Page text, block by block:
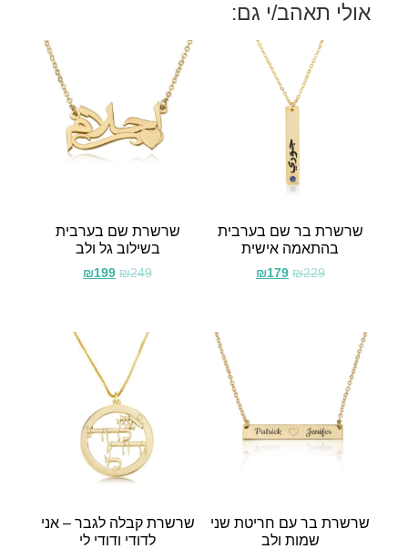
אולי תאהב/י גם:
שרשרת בר שם בערבית
בהתאמה אישית
₪229
₪179
שרשרת שם בערבית
בשילוב גל ולב
₪249
₪199
שרשרת בר עם חריטת שני
שמות ולב
שרשרת קבלה לגבר – אני
לדודי ודודי לי